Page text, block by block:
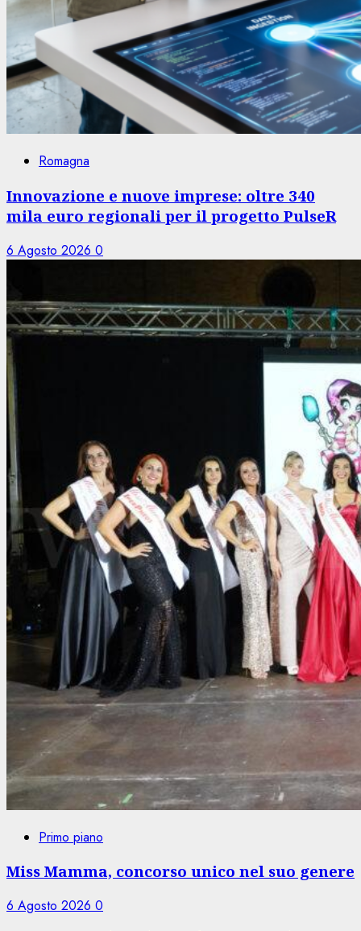
Romagna
Innovazione e nuove imprese: oltre 340
mila euro regionali per il progetto PulseR
6 Agosto 2026 0
Primo piano
Miss Mamma, concorso unico nel suo genere
6 Agosto 2026 0